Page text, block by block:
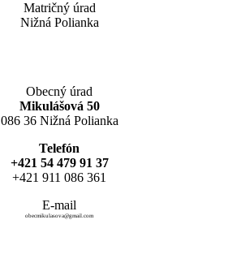
Matričný úrad
Nižná Polianka
Obecný úrad
Mikulášová 50
086 36 Nižná Polianka
Telefón
+421 54 479 91 37
+421 911 086 361
E-mail
obecmikulasova@gmail.com